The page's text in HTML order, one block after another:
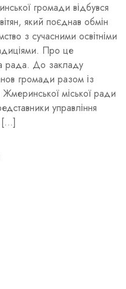
громади відбувся
який поєднав обмін
з сучасними освітніми
Про це
рада. До закладу
громади разом із
Жмеринської міської ради
управління
[…]